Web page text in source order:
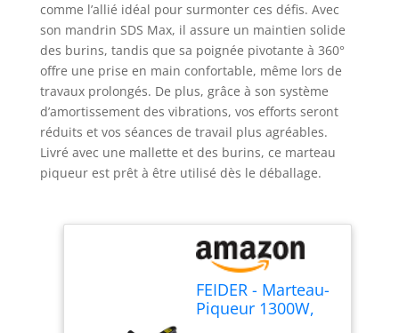
comme l’allié idéal pour surmonter ces défis. Avec
son mandrin SDS Max, il assure un maintien solide
des burins, tandis que sa poignée pivotante à 360°
offre une prise en main confortable, même lors de
travaux prolongés. De plus, grâce à son système
d’amortissement des vibrations, vos efforts seront
réduits et vos séances de travail plus agréables.
Livré avec une mallette et des burins, ce marteau
piqueur est prêt à être utilisé dès le déballage.
FEIDER - Marteau-
Piqueur 1300W,